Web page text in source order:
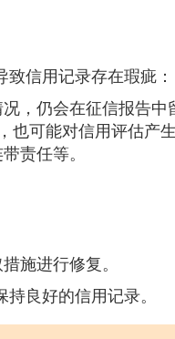
信用记录存在瑕疵：
，仍会在征信报告中
可能对信用评估产生
责任等。
施进行修复。
良好的信用记录。